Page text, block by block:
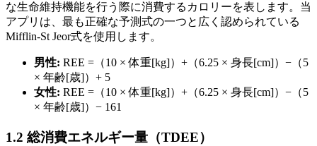
な生命維持機能を行う際に消費するカロリーを表します。当
アプリは、最も正確な予測式の一つと広く認められている
Mifflin-St Jeor式を使用します。
男性: REE =（10 × 体重[kg]）+（6.25 × 身長[cm]）−（5
× 年齢[歳]）+ 5
女性: REE =（10 × 体重[kg]）+（6.25 × 身長[cm]）−（5
× 年齢[歳]）− 161
1.2 総消費エネルギー量（TDEE）